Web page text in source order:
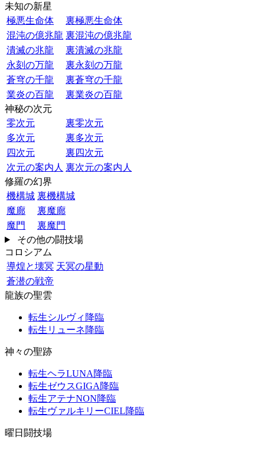
未知の新星
極悪生命体
裏極悪生命体
混沌の億兆龍 裏混沌の億兆龍
潰滅の兆龍
裏潰滅の兆龍
永刻の万龍
裏永刻の万龍
蒼穹の千龍
裏蒼穹の千龍
業炎の百龍
裏業炎の百龍
神秘の次元
零次元
裏零次元
多次元
裏多次元
四次元
裏四次元
次元の案内人 裏次元の案内人
修羅の幻界
機構城 裏機構城
魔廊
裏魔廊
魔門
裏魔門
その他の闘技場
コロシアム
導煌と壊冥 天冥の星動
蒼潜の戦帝
龍族の聖雲
転生シルヴィ降臨
転生リューネ降臨
神々の聖跡
転生ヘラLUNA降臨
転生ゼウスGIGA降臨
転生アテナNON降臨
転生ヴァルキリーCIEL降臨
曜日闘技場